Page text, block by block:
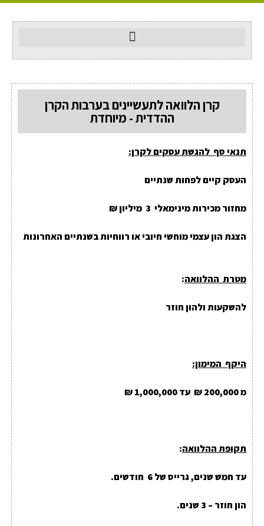
קרן הלוואה לתעשיינים בערבות הקרן
ההדדית - מיוחדת
תנאי סף להגשת עסקים לקרן:
העסק קיים לפחות שנתיים
מחזור מכירות מינימאלי 3 מיליון ₪
הצגת הון עצמי מוחשי חיובי או רווחיות בשנתיים האחרונות
מטרת ההלוואה:
להשקעות ולהון חוזר
היקף המימון:
מ 200,000 ₪ עד 1,000,000 ₪
תקופת ההלוואה:
עד חמש שנים, גרייס של 6 חודשים .
הון חוזר – 3 שנים.